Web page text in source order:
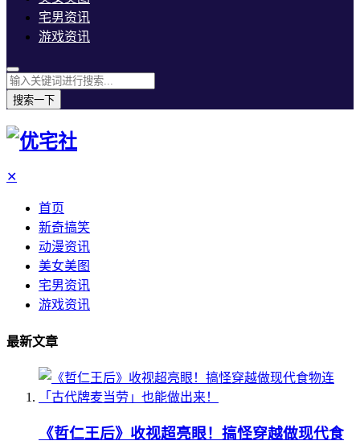
宅男资讯
游戏资讯
搜索一下
✕
首页
新奇搞笑
动漫资讯
美女美图
宅男资讯
游戏资讯
最新文章
《哲仁王后》收视超亮眼！搞怪穿越做现代食